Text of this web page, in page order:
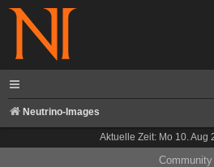
Neutrino-Images
Aktuelle Zeit: Mo 10. Aug
Community